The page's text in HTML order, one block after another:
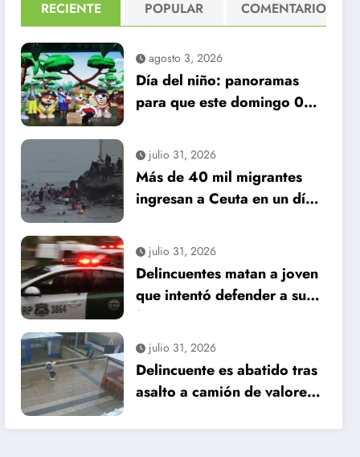
RECIENTE POPULAR COMENTARIO
agosto 3, 2026
Día del niño: panoramas
para que este domingo 09
julio 31, 2026
Más de 40 mil migrantes
ingresan a Ceuta en un día:
crisis.
julio 31, 2026
Delincuentes matan a joven
que intentó defender a su
familia durante robo en
Huechuraba
julio 31, 2026
Delincuente es abatido tras
asalto a camión de valores